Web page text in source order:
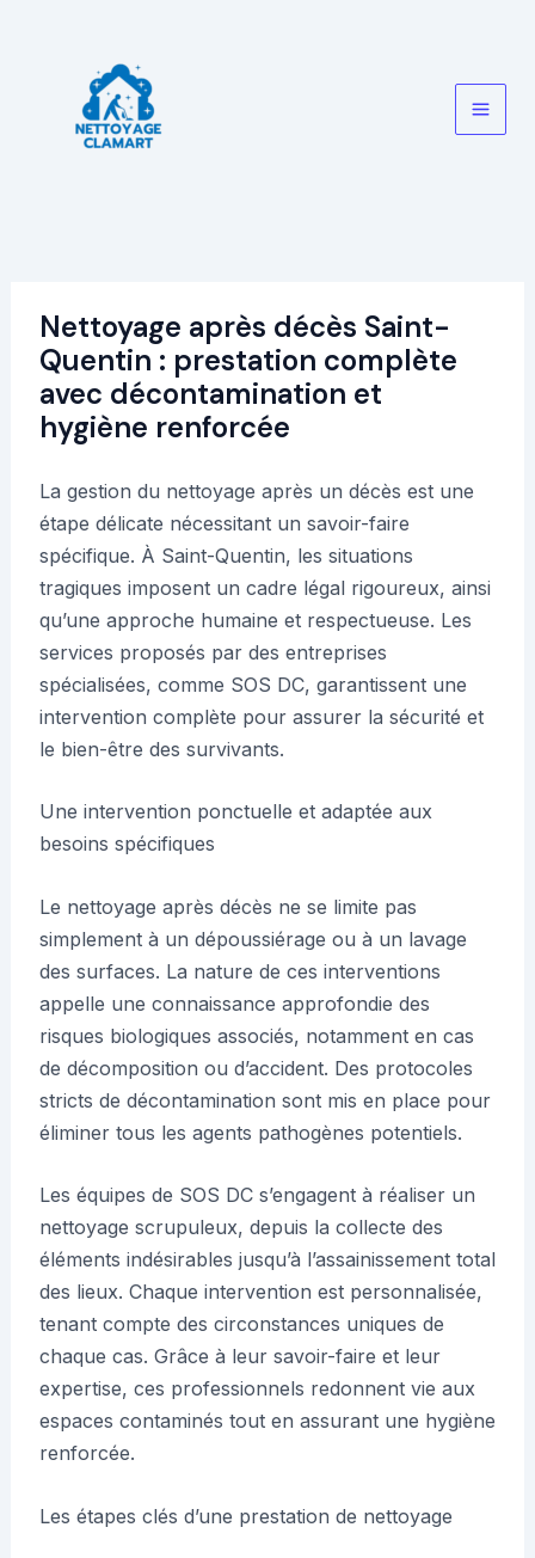
Main
Nettoyage après décès Saint-
Quentin : prestation complète
avec décontamination et
hygiène renforcée
La gestion du nettoyage après un décès est une
étape délicate nécessitant un savoir-faire
spécifique. À Saint-Quentin, les situations
tragiques imposent un cadre légal rigoureux, ainsi
qu’une approche humaine et respectueuse. Les
services proposés par des entreprises
spécialisées, comme SOS DC, garantissent une
intervention complète pour assurer la sécurité et
le bien-être des survivants.
Une intervention ponctuelle et adaptée aux
besoins spécifiques
Le nettoyage après décès ne se limite pas
simplement à un dépoussiérage ou à un lavage
des surfaces. La nature de ces interventions
appelle une connaissance approfondie des
risques biologiques associés, notamment en cas
de décomposition ou d’accident. Des protocoles
stricts de décontamination sont mis en place pour
éliminer tous les agents pathogènes potentiels.
Les équipes de SOS DC s’engagent à réaliser un
nettoyage scrupuleux, depuis la collecte des
éléments indésirables jusqu’à l’assainissement total
des lieux. Chaque intervention est personnalisée,
tenant compte des circonstances uniques de
chaque cas. Grâce à leur savoir-faire et leur
expertise, ces professionnels redonnent vie aux
espaces contaminés tout en assurant une hygiène
renforcée.
Les étapes clés d’une prestation de nettoyage